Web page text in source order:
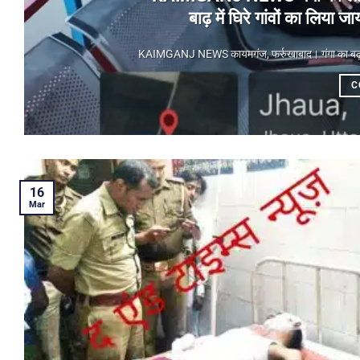
बाढ़ में घिरे गांवों का
KAIMGANJ NEWS कायमगंज, फर्रुखाबाद। गंगा का
16
Mar